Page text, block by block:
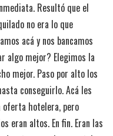
Resultó que el
no era lo que
acá y nos bancamos
algo mejor? Elegimos la
mejor. Paso por alto los
conseguirlo. Acá les
oferta hotelera, pero
eran altos. En fin. Eran las